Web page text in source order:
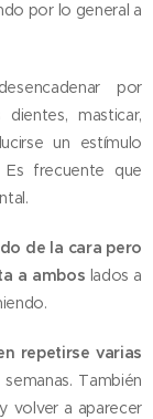
por lo general a
por
masticar,
un estímulo
frecuente que
de la cara pero
a ambos lados a
repetirse varias
También
volver a aparecer